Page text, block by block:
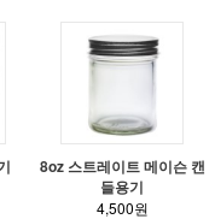
8oz 스트레이트 메이슨 캔
들용기
4,500원